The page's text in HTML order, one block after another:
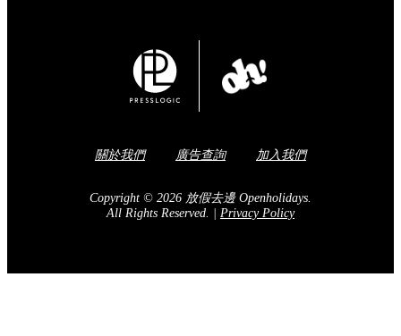
關於我們 廣告查詢 加入我們
Copyright © 2026 放假去邊 Openholidays.
All Rights Reserved.
Privacy Policy